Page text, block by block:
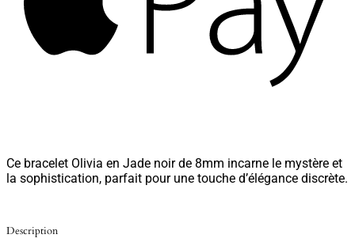
Ce bracelet Olivia en Jade noir de 8mm incarne le mystère et
la sophistication, parfait pour une touche d’élégance discrète.
Description